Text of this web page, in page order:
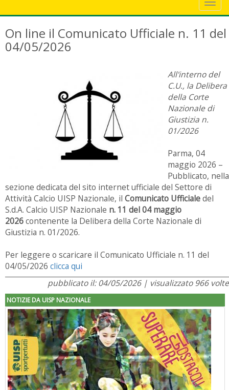
On line il Comunicato Ufficiale n. 11 del
04/05/2026
All'interno del
C.U., la Delibera
della Corte
Nazionale di
Giustizia n.
01/2026
Parma, 04
maggio 2026 –
Pubblicato, nella
sezione dedicata del sito internet ufficiale del Settore di
Attività Calcio UISP Nazionale, il Comunicato Ufficialedel
S.d.A. Calcio UISP Nazionale n. 11 del 04 maggio
2026contenente la Delibera della Corte Nazionale di
Giustizia n. 01/2026.
Per leggere o scaricare il Comunicato Ufficiale n. 11 del
04/05/2026 clicca qui
pubblicato il: 04/05/2026 | visualizzato 966 volte
NOTIZIE DA UISP NAZIONALE